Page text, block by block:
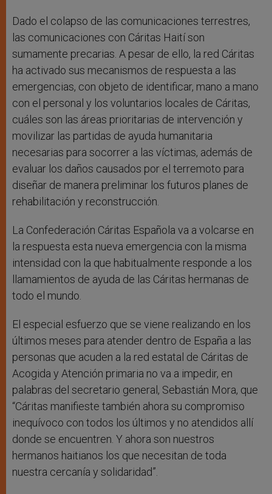
Dado el colapso de las comunicaciones terrestres,
las comunicaciones con Cáritas Haití son
sumamente precarias. A pesar de ello, la red Cáritas
ha activado sus mecanismos de respuesta a las
emergencias, con objeto de identificar, mano a mano
con el personal y los voluntarios locales de Cáritas,
cuáles son las áreas prioritarias de intervención y
movilizar las partidas de ayuda humanitaria
necesarias para socorrer a las víctimas, además de
evaluar los daños causados por el terremoto para
diseñar de manera preliminar los futuros planes de
rehabilitación y reconstrucción.
La Confederación Cáritas Española va a volcarse en
la respuesta esta nueva emergencia con la misma
intensidad con la que habitualmente responde a los
llamamientos de ayuda de las Cáritas hermanas de
todo el mundo.
El especial esfuerzo que se viene realizando en los
últimos meses para atender dentro de España a las
personas que acuden a la red estatal de Cáritas de
Acogida y Atención primaria no va a impedir, en
palabras del secretario general, Sebastián Mora, que
“Cáritas manifieste también ahora su compromiso
inequívoco con todos los últimos y no atendidos allí
donde se encuentren. Y ahora son nuestros
hermanos haitianos los que necesitan de toda
nuestra cercanía y solidaridad”.